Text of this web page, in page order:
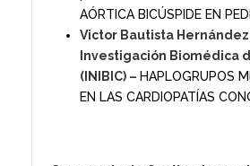
AÓRTICA BICÚSPIDE EN
Victor Bautista
Investigación Biomédica
(INIBIC) – HAPLOGRUPOS
EN LAS CARDIOPATÍAS